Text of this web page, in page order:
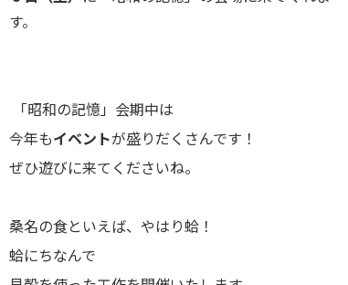
す。
「昭和の記憶」会期中は
今年もイベントが盛りだくさんです！
ぜひ遊びに来てくださいね。
桑名の食といえば、やはり蛤！
蛤にちなんで